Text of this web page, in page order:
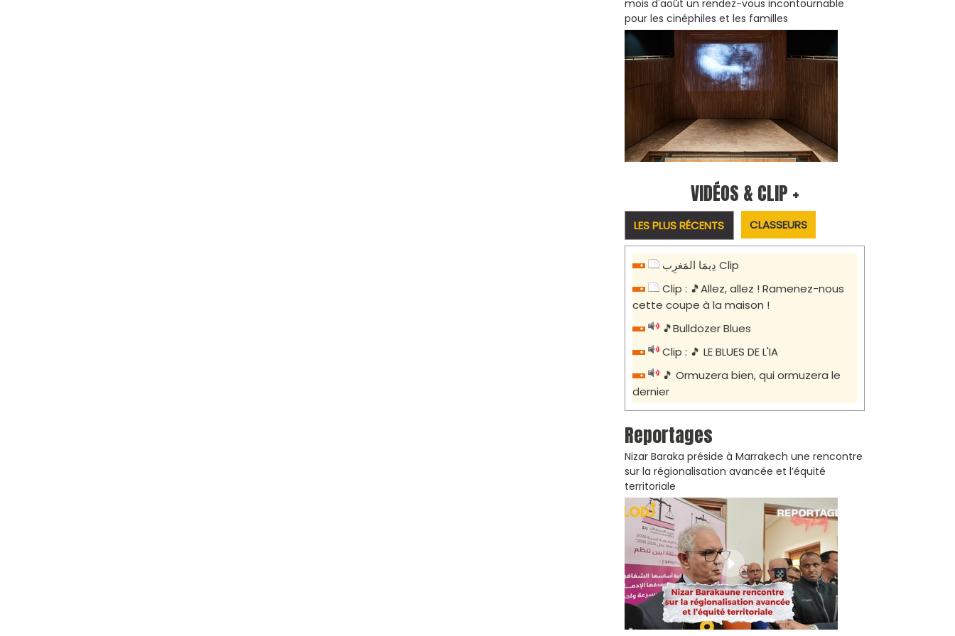
mois d'août un rendez-vous incontournable
pour les cinéphiles et les familles
VIDÉOS & CLIP +
LES PLUS RÉCENTS CLASSEURS
دِيمَا المَغرِب Clip
Clip : 🎵Allez, allez ! Ramenez-nous
cette coupe à la maison !
🎵Bulldozer Blues
Clip : 🎵 LE BLUES DE L'IA
🎵 Ormuzera bien, qui ormuzera le
dernier
Reportages
Nizar Baraka préside à Marrakech une rencontre
sur la régionalisation avancée et l’équité
territoriale